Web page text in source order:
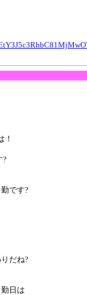
！
?
です?
だね?
日は